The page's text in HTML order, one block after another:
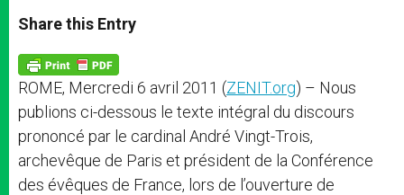
t
s
p
p
s
e
g
e
r
e
b
o
k
Share this Entry
ROME, Mercredi 6 avril 2011 (ZENIT.org) – Nous
publions ci-dessous le texte intégral du discours
prononcé par le cardinal André Vingt-Trois,
archevêque de Paris et président de la Conférence
des évêques de France, lors de l’ouverture de